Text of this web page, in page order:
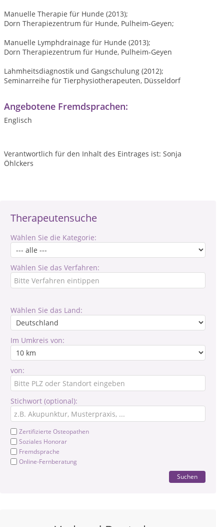
Therapeutensuche
Wählen Sie die Kategorie:
Wählen Sie das Verfahren:
Wählen Sie das Land:
Im Umkreis von:
von:
Stichwort (optional):
Zertifizierte Osteopathen
Soziales Honorar
Fremdsprache
Online-Fernberatung
Suchen
Manuelle Therapie für Hunde (2013);
Dorn Therapiezentrum für Hunde, Pulheim-Geyen;
Manuelle Lymphdrainage für Hunde (2013);
Dorn Therapiezentrum für Hunde, Pulheim-Geyen
Lahmheitsdiagnostik und Gangschulung (2012);
Seminarreihe für Tierphysiotherapeuten, Düsseldorf
Angebotene Fremdsprachen:
Englisch
Verantwortlich für den Inhalt des Eintrages ist: Sonja
Öhlckers